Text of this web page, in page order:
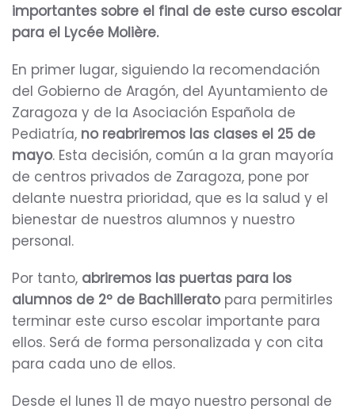
importantes sobre el final de este curso escolar
para el Lycée Molière.
En primer lugar, siguiendo la recomendación
del Gobierno de Aragón, del Ayuntamiento de
Zaragoza y de la Asociación Española de
Pediatría, no reabriremos las clases el 25 de
mayo. Esta decisión, común a la gran mayoría
de centros privados de Zaragoza, pone por
delante nuestra prioridad, que es la salud y el
bienestar de nuestros alumnos y nuestro
personal.
Por tanto, abriremos las puertas para los
alumnos de 2º de Bachilleratopara permitirles
terminar este curso escolar importante para
ellos. Será de forma personalizada y con cita
para cada uno de ellos.
Desde el lunes 11 de mayo nuestro personal de